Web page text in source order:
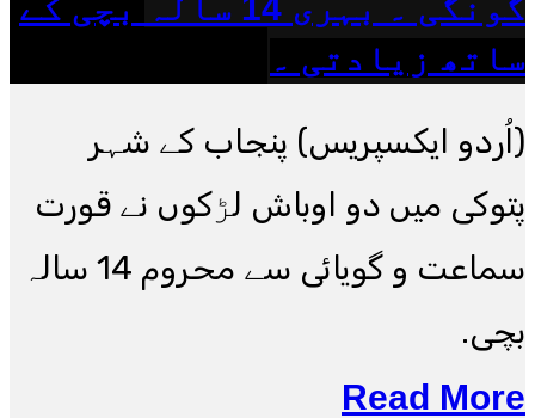
ساتھ زیادتی ۔
(اُردو ایکسپریس) پنجاب کے شہر
پتوکی میں دو اوباش لڑکوں نے قورت
سماعت و گویائی سے محروم 14 سالہ
بچی.
Read More